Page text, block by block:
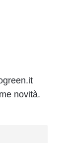
novità.